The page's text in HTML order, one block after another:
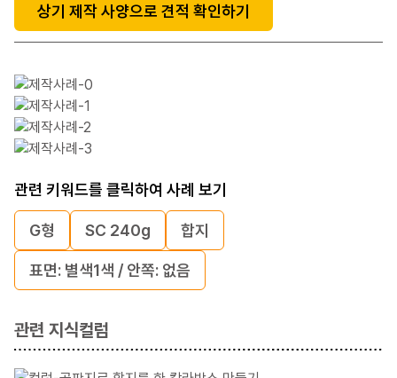
상기 제작 사양으로 견적 확인하기
관련 키워드를 클릭하여 사례 보기
G형 SC 240g 합지
표면: 별색1색 / 안쪽: 없음
관련 지식컬럼